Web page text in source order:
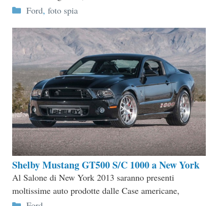
Categorie
Ford, foto spia
Shelby Mustang GT500 S/C 1000 a New York
Al Salone di New York 2013 saranno presenti
moltissime auto prodotte dalle Case americane,
Categorie